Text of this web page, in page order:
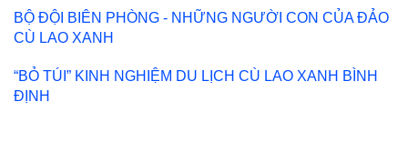
BỘ ĐỘI BIÊN PHÒNG - NHỮNG NGƯỜI CON CỦA ĐẢO
CÙ LAO XANH
“BỎ TÚI” KINH NGHIỆM DU LỊCH CÙ LAO XANH BÌNH
ĐỊNH